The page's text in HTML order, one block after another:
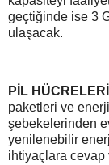
geçtiğinde ise 3
ulaşacak.
PİL
paketleri ve
şebekelerinden
yenilenebilir
ihtiyaçlara cevap